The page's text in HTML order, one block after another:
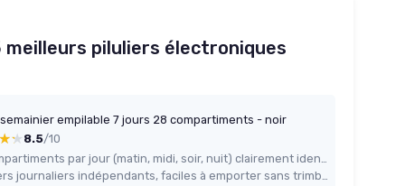
meilleurs piluliers électroniques
empilable 7 jours 28 compartiments - noir
8.5/10